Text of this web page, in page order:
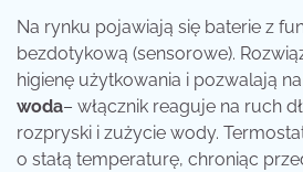
Na rynku pojawiają się baterie z
bezdotykową (sensorowe).
higienę użytkowania i pozwalają
woda– włącznik reaguje na ruch
rozpryski i zużycie wody.
o stałą temperaturę, chroniąc